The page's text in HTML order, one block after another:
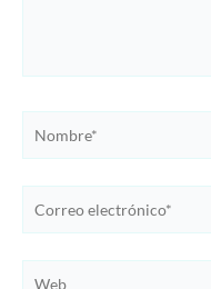
electrónico*